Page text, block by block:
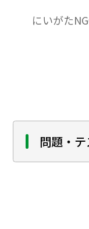
の中にある
に向けて考
めぐる社会
社会のなか
にいがた
問題・